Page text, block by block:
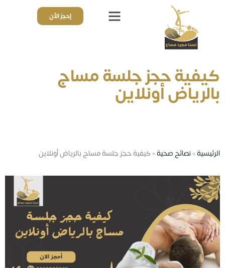
إحجز الأن
كيفية حجز جلسة مساج
بالرياض أونلاين
الرئيسية»نصائح صحية»كيفية حجز جلسة مساج بالرياض أونلاين